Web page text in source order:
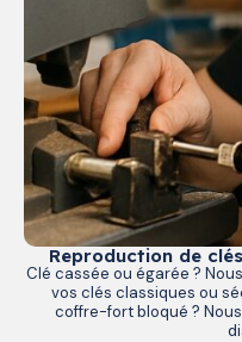
Reproduction de
Clé cassée ou égarée ?
vos clés classiques ou
coffre-fort bloqué ?